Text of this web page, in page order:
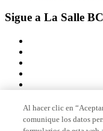
Sigue a La Salle
Miembro de
Al hacer clic en
comunique los datos